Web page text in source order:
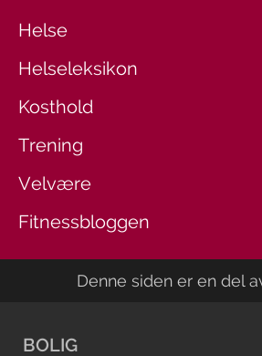
Helse
Helseleksikon
Kosthold
Trening
Velvære
Fitnessbloggen
Denne siden er en del
BOLIG